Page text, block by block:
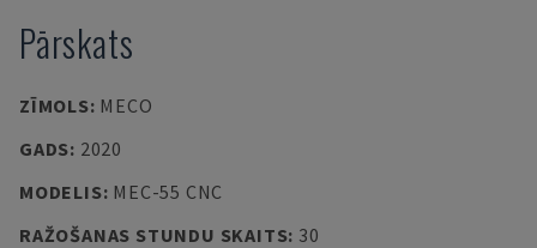
Pārskats
ZĪMOLS: MECO
GADS: 2020
MODELIS: MEC-55 CNC
RAŽOŠANAS STUNDU SKAITS: 30